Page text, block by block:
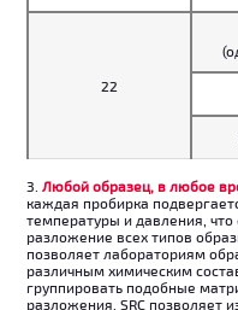
22
3.Любой образец, в любое
каждая пробирка
температуры и давления,
разложение всех типов
позволяет лабораториям
различным химическим
группировать подобные
разложения, SRC позволяет